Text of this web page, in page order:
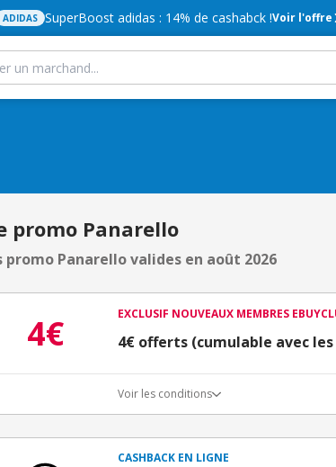
ADIDAS SuperBoost adidas : 14% de cashabck !Voir l'offre
promo Panarello
promo Panarello valides en août 2026
4€ EXCLUSIF NOUVEAUX MEMBRES
4€ offerts (cumulable avec
Voir les conditions
3€ de bienvenue crédités
Offre réservée à une toute première
CASHBACK EN LIGNE